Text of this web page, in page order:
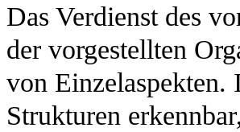
Das Verdienst des
der vorgestellten
von Einzelaspekten.
Strukturen